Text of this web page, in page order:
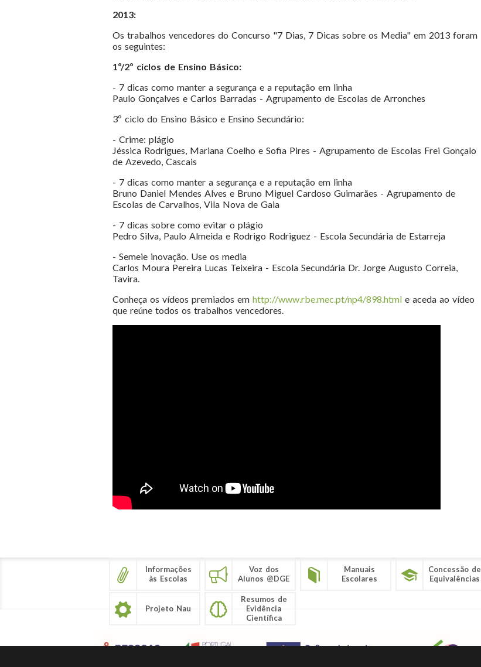
2013:
Os trabalhos vencedores do Concurso "7 Dias, 7 Dicas sobre os Media" em 2013 foram
os seguintes:
1º/2º ciclos de Ensino Básico:
- 7 dicas como manter a segurança e a reputação em linha
Paulo Gonçalves e Carlos Barradas - Agrupamento de Escolas de Arronches
3º ciclo do Ensino Básico e Ensino Secundário:
- Crime: plágio
Jéssica Rodrigues, Mariana Coelho e Sofia Pires - Agrupamento de Escolas Frei Gonçalo
de Azevedo, Cascais
- 7 dicas como manter a segurança e a reputação em linha
Bruno Daniel Mendes Alves e Bruno Miguel Cardoso Guimarães - Agrupamento de
Escolas de Carvalhos, Vila Nova de Gaia
- 7 dicas sobre como evitar o plágio
Pedro Silva, Paulo Almeida e Rodrigo Rodriguez - Escola Secundária de Estarreja
- Semeie inovação. Use os media
Carlos Moura Pereira Lucas Teixeira - Escola Secundária Dr. Jorge Augusto Correia,
Tavira.
Conheça os vídeos premiados em http://www.rbe.mec.pt/np4/898.html e aceda ao vídeo
que reúne todos os trabalhos vencedores.
Informações
às Escolas
Voz dos
Alunos @DGE
Manuais
Escolares
Concessão de
Equivalências
Projeto Nau
Resumos de
Evidência
Científica